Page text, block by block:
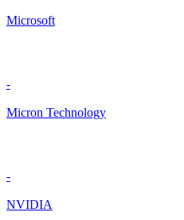
Microsoft
-
Micron Technology
-
NVIDIA